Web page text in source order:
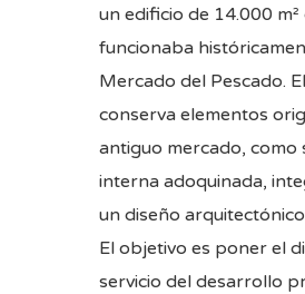
un edificio de 14.000
funcionaba
Mercado del Pescado.
conserva elementos
antiguo mercado, como
interna adoquinada,
un diseño
El objetivo es poner el
servicio del desarrollo